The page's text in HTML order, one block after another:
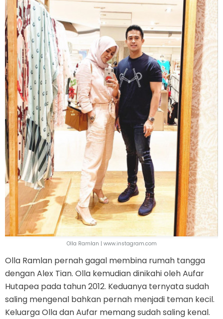
Olla Ramlan | www.instagram.com
Olla Ramlan pernah gagal membina rumah tangga
dengan Alex Tian. Olla kemudian dinikahi oleh Aufar
Hutapea pada tahun 2012. Keduanya ternyata sudah
saling mengenal bahkan pernah menjadi teman kecil.
Keluarga Olla dan Aufar memang sudah saling kenal.